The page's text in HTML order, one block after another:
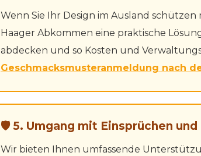
Wenn Sie Ihr Design im Ausland
Haager Abkommen eine praktische
abdecken und so Kosten und
Geschmacksmusteranmeldung nach
🛡 5. Umgang mit Einsprüchen
Wir bieten Ihnen umfassende